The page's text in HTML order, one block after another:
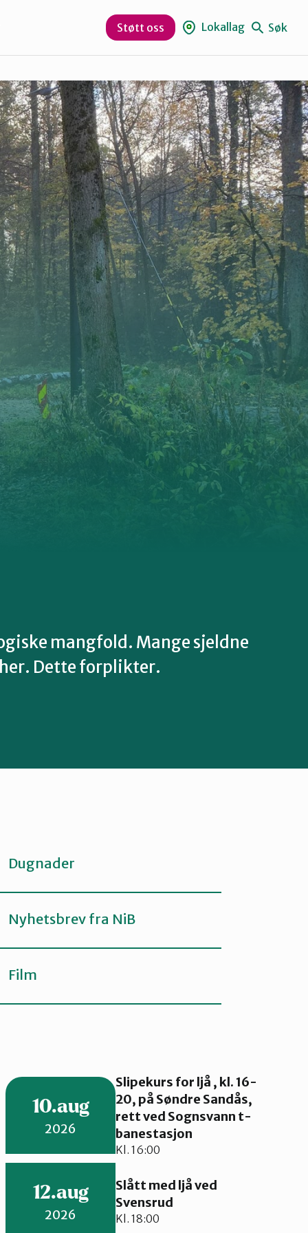
Aurskog-Høland
Hurum og Røyken
Lørenskog
Nesodden
Oslo Nord
Oslo Vest
Støtt oss Lokallag Søk
mangfold. Mange sjeldne
Dette forplikter.
Dugnader
Nyhetsbrev fra NiB
Film
10.aug
2026
Slipekurs for ljå , kl. 16-
20, på Søndre Sandås,
rett ved Sognsvann t-
banestasjon
Kl. 16:00
12.aug
2026
Slått med ljå ved
Svensrud
Kl. 18:00